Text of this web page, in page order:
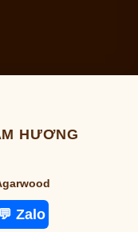
HƯƠNG
💬 Zalo